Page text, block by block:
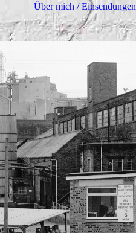
Über mich / Einsendungen